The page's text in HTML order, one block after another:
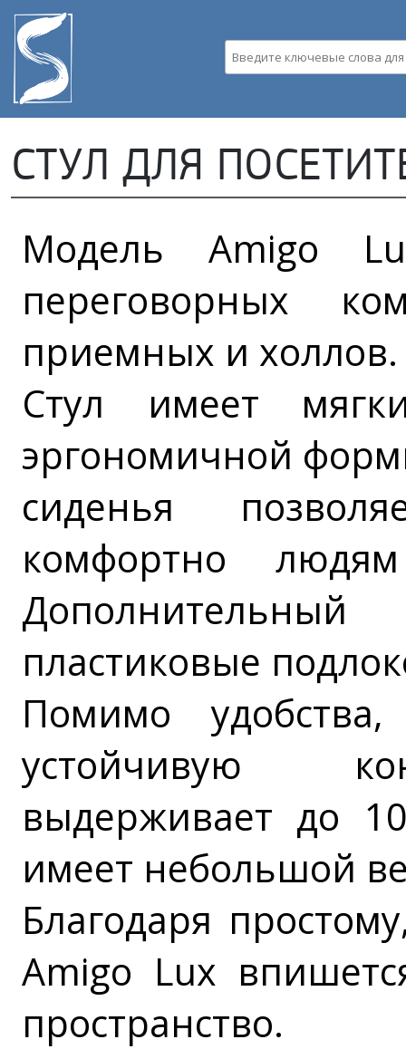
СТУЛ ДЛЯ
Модель Amigo
переговорных
приемных и холлов.
Стул имеет
эргономичной
сиденья
комфортно
пластиковые
Помимо
устойчивую
выдерживает до
имеет небольшой
Благодаря
Amigo Lux
пространство.